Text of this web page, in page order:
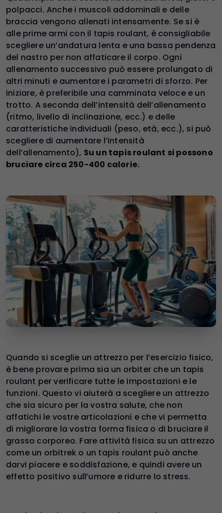
polpacci. Anche i muscoli addominali e delle
braccia vengono allenati intensamente. Se si è
alle prime armi con il tapis roulant, è consigliabile
scegliere un’andatura lenta e una bassa pendenza
del nastro per non affaticare il corpo. Ogni
allenamento successivo può essere prolungato di
altri minuti e aumentare i parametri di sforzo. Per
iniziare, è preferibile una camminata veloce e un
trotto. A seconda dell’intensità dell’allenamento
(ritmo, livello di inclinazione, ecc.) e delle
caratteristiche individuali (peso, età, ecc.), si può
scegliere di aumentare l’intensità
dell’allenamento), Su un tapis roulant si possono
bruciare circa 250-400 calorie.
Quando si sceglie un attrezzo per l’esercizio fisico,
è bene provare prima sia un orbiter che un tapis
roulant per verificare tutte le impostazioni e le
funzioni. Questo vi aiuterà a scegliere un attrezzo
che sia sicuro per la vostra salute, che non
affatichi le vostre articolazioni e che vi permetta
di migliorare la vostra forma fisica o di bruciare il
grasso corporeo. Fare attività fisica su un attrezzo
come un orbitrek o un tapis roulant può anche
darvi piacere e soddisfazione, e quindi avere un
effetto positivo sull’umore e ridurre lo stress.